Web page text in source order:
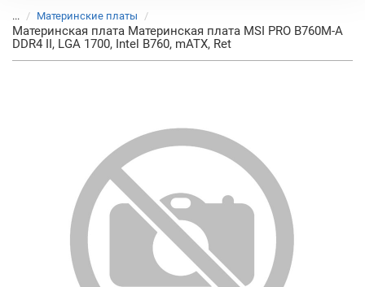
... Материнские платы
Материнская плата Материнская плата MSI PRO B760M-A
DDR4 II, LGA 1700, Intel B760, mATX, Ret